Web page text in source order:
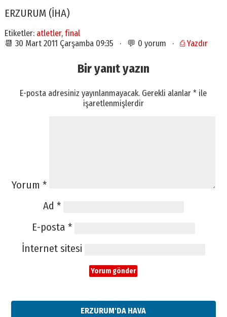
ERZURUM (İHA)
Etiketler: atletler, final
📆 30 Mart 2011 Çarşamba 09:35 · 💬 0 yorum · ⎙ Yazdır
Bir yanıt yazın
E-posta adresiniz yayınlanmayacak. Gerekli alanlar* ile
işaretlenmişlerdir
Yorum *
Ad *
E-posta *
İnternet sitesi
ERZURUM'DA HAVA